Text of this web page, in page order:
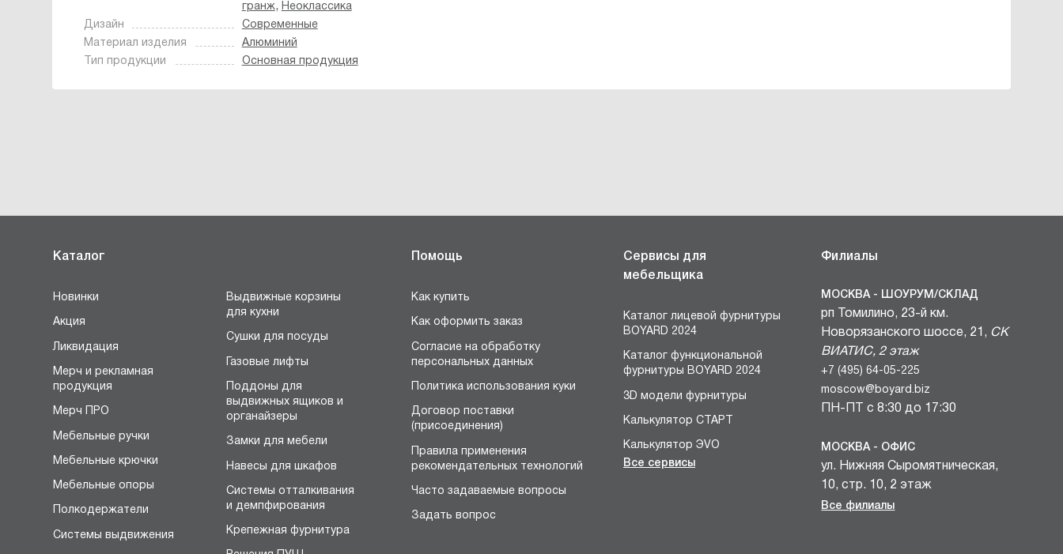
гранж, Неоклассика
Дизайн
Современные
Материал изделия
Алюминий
Тип продукции
Основная продукция
Каталог
Новинки
Акция
Ликвидация
Мерч и рекламная
продукция
Мерч ПРО
Мебельные ручки
Мебельные крючки
Мебельные опоры
Полкодержатели
Системы выдвижения
Выдвижные корзины
для кухни
Сушки для посуды
Газовые лифты
Поддоны для
выдвижных ящиков и
органайзеры
Замки для мебели
Навесы для шкафов
Системы отталкивания
и демпфирования
Крепежная фурнитура
Помощь
Как купить
Как оформить заказ
Согласие на обработку
персональных данных
Политика использования куки
Договор поставки
(присоединения)
Правила применения
рекомендательных технологий
Часто задаваемые вопросы
Задать вопрос
Сервисы для
мебельщика
Каталог лицевой фурнитуры
BOYARD 2024
Каталог функциональной
фурнитуры BOYARD 2024
3D модели фурнитуры
Калькулятор СТАРТ
Калькулятор ЭVO
Конструктор БЛОКИ
Все сервисы
Филиалы
МОСКВА - ШОУРУМ/СКЛАД
рп Томилино, 23-й км.
Новорязанского шоссе, 21, СК
ВИАТИС, 2 этаж
+7 (495) 64-05-225
moscow@boyard.biz
ПН-ПТ с 8:30 до 17:30
МОСКВА - ОФИС
ул. Нижняя Сыромятническая,
10, стр. 10, 2 этаж
+7 (495) 64-05-225
Все филиалы